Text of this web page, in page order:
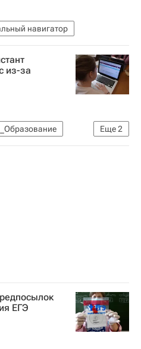
навигатор
из-за
Еще2
ЕГЭ